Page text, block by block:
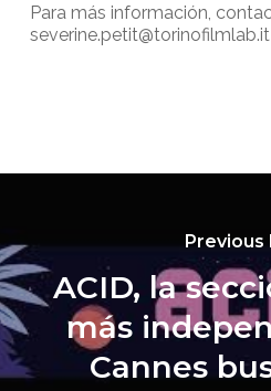
Para más información,
severine.petit@torinofilmlab.it
Previous
ACID, la
más
Cannes